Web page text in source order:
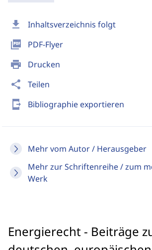
download Inhaltsverzeichnis folgt
picture_as_pdf PDF-Flyer
print Drucken
share Teilen
send_to_mobile Bibliographie exportieren
Mehr vom Autor / Herausgeber
Mehr zur Schriftenreihe / zum
Werk
Energierecht - Beiträge